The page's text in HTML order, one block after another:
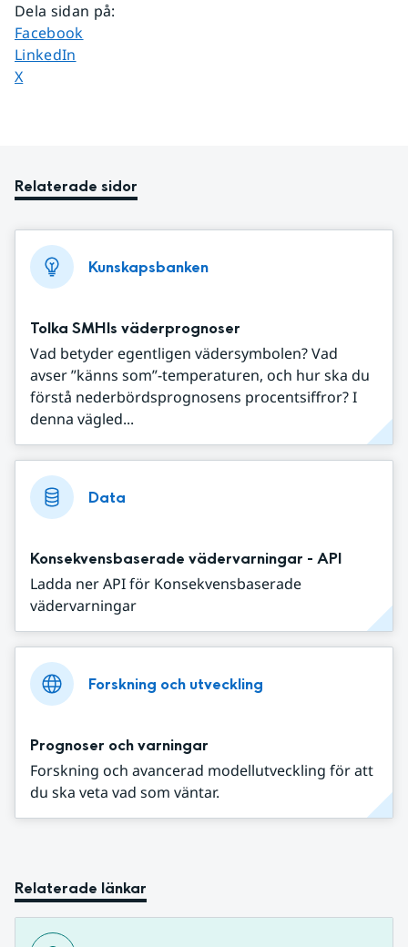
Dela sidan på:
Dela sidan på
Facebook
Dela sidan på
LinkedIn
Dela sidan på
X
Relaterade sidor
Kunskapsbanken
Tolka SMHIs väderprognoser
Vad betyder egentligen vädersymbolen? Vad
avser ”känns som”-temperaturen, och hur ska du
förstå nederbördsprognosens procentsiffror? I
denna vägled...
Data
Konsekvensbaserade vädervarningar - API
Ladda ner API för Konsekvensbaserade
vädervarningar
Forskning och utveckling
Prognoser och varningar
Forskning och avancerad modellutveckling för att
du ska veta vad som väntar.
Relaterade länkar